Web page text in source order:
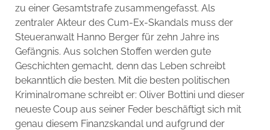
zu einer Gesamtstrafe zusammengefasst. Als
zentraler Akteur des Cum-Ex-Skandals muss der
Steueranwalt Hanno Berger für zehn Jahre ins
Gefängnis. Aus solchen Stoffen werden gute
Geschichten gemacht, denn das Leben schreibt
bekanntlich die besten. Mit die besten politischen
Kriminalromane schreibt er: Oliver Bottini und dieser
neueste Coup aus seiner Feder beschäftigt sich mit
genau diesem Finanzskandal und aufgrund der